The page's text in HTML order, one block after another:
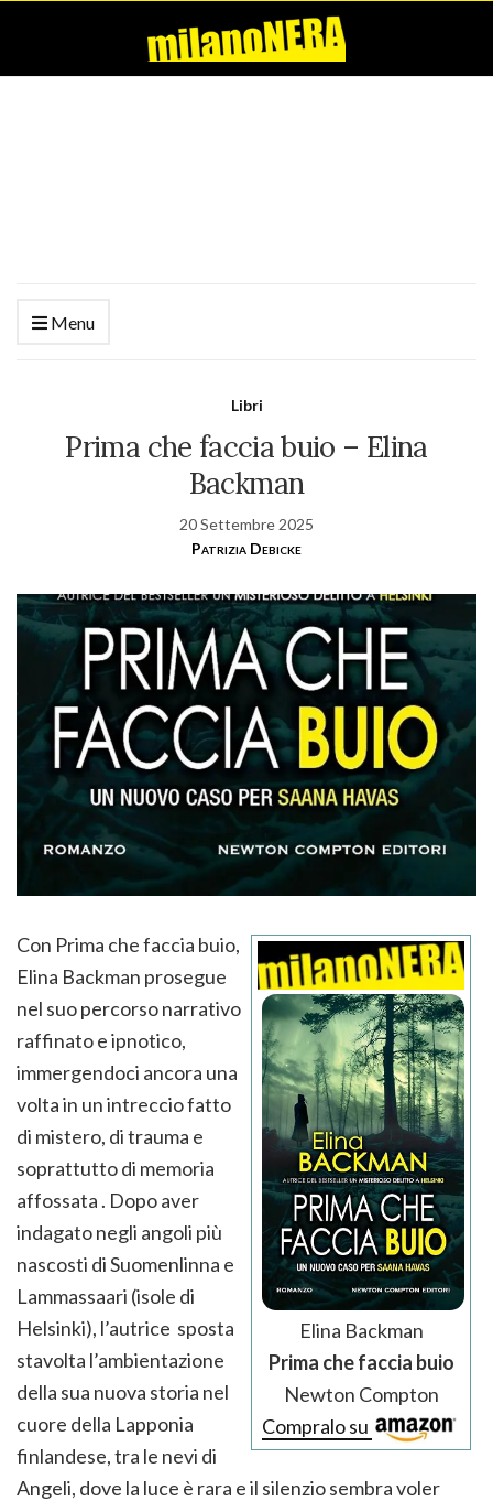
Menu
Libri
Prima che faccia buio – Elina
Backman
20 Settembre 2025
Patrizia Debicke
Elina Backman
Prima che faccia buio
Newton Compton
Compralo su
Con Prima che faccia buio,
Elina Backman prosegue
nel suo percorso narrativo
raffinato e ipnotico,
immergendoci ancora una
volta in un intreccio fatto
di mistero, di trauma e
soprattutto di memoria
affossata . Dopo aver
indagato negli angoli più
nascosti di Suomenlinna e
Lammassaari (isole di
Helsinki), l’autrice sposta
stavolta l’ambientazione
della sua nuova storia nel
cuore della Lapponia
finlandese, tra le nevi di
Angeli, dove la luce è rara e il silenzio sembra voler